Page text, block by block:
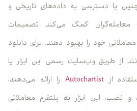
با دسترسی به داده‌های تاریخی و
معامله‌گران کمک می‌کند تصمیمات
خود را بهبود دهند. برای دانلود
از طریق وب‌سایت رسمی این ابزار یا
ازAutochartist را ارائه می‌دهند،
نصب، این ابزار به پلتفرم معاملاتی